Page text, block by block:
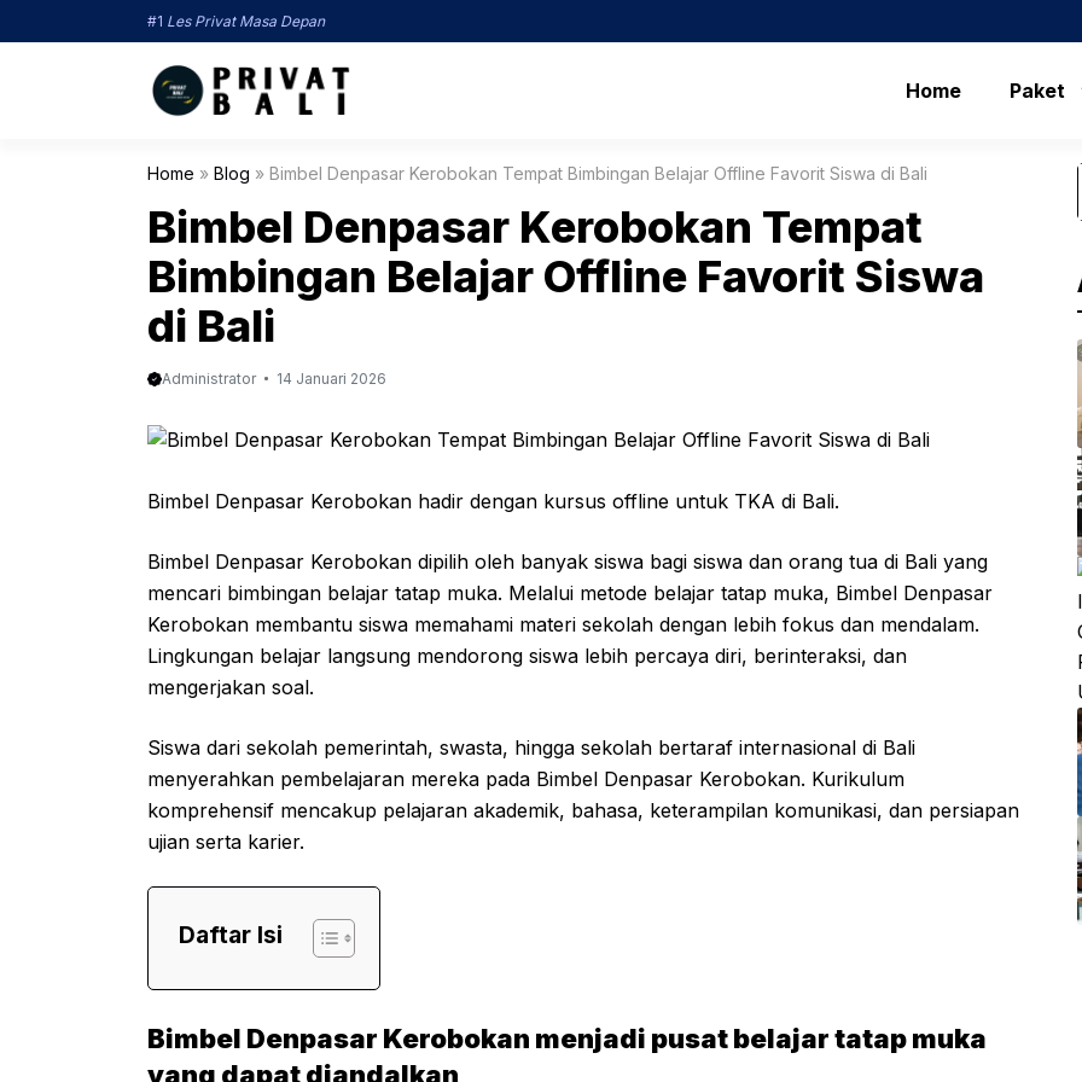
ke
#1 Les Privat Masa Depan
Home Paket
Home » Blog » Bimbel Denpasar Kerobokan Tempat Bimbingan Belajar Offline Favorit Siswa di Bali
Bimbel Denpasar Kerobokan Tempat
Bimbingan Belajar Offline Favorit Siswa
di Bali
Administrator 14 Januari 2026
Bimbel Denpasar Kerobokan hadir dengan kursus offline untuk TKA di Bali.
Bimbel Denpasar Kerobokan dipilih oleh banyak siswa bagi siswa dan orang tua di Bali yang
mencari bimbingan belajar tatap muka. Melalui metode belajar tatap muka, Bimbel Denpasar
Kerobokan membantu siswa memahami materi sekolah dengan lebih fokus dan mendalam.
Lingkungan belajar langsung mendorong siswa lebih percaya diri, berinteraksi, dan
mengerjakan soal.
Siswa dari sekolah pemerintah, swasta, hingga sekolah bertaraf internasional di Bali
menyerahkan pembelajaran mereka pada Bimbel Denpasar Kerobokan. Kurikulum
komprehensif mencakup pelajaran akademik, bahasa, keterampilan komunikasi, dan persiapan
ujian serta karier.
Daftar Isi
Bimbel Denpasar Kerobokan menjadi pusat belajar tatap muka
yang dapat diandalkan